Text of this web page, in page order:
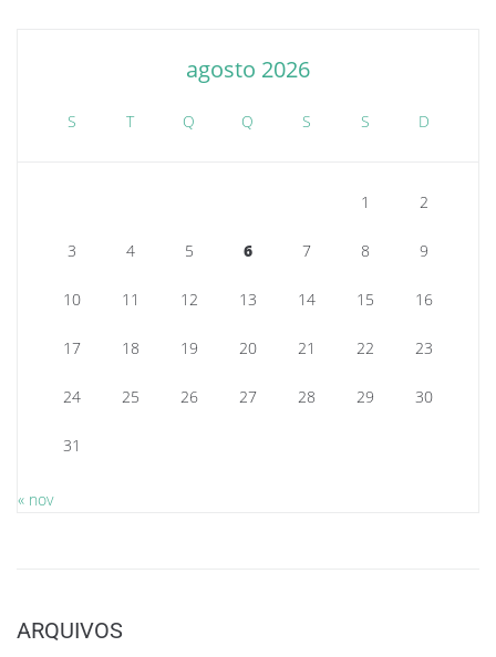
agosto 2026
S T Q Q S S D
1 2
3 4 5 6 7 8 9
10 11 12 13 14 15 16
17 18 19 20 21 22 23
24 25 26 27 28 29 30
31
« nov
ARQUIVOS